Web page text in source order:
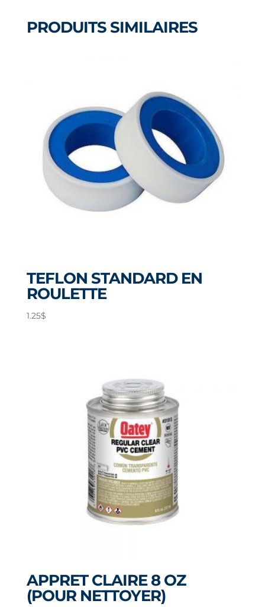
PRODUITS SIMILAIRES
TEFLON STANDARD EN
ROULETTE
1.25$
APPRET CLAIRE 8 OZ
(POUR NETTOYER)